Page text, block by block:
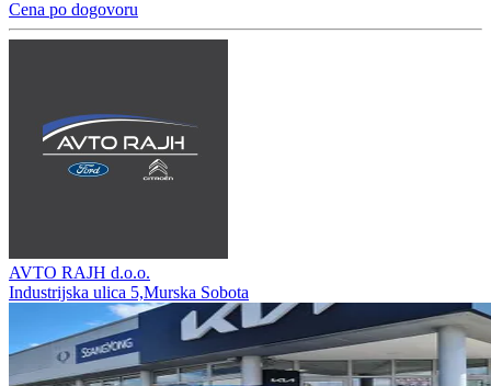
Cena po dogovoru
AVTO RAJH d.o.o.
Industrijska ulica 5,Murska Sobota